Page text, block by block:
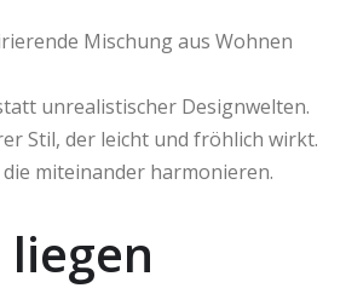
Mischung aus Wohnen
unrealistischer Designwelten.
Stil, der leicht und fröhlich wirkt.
miteinander harmonieren.